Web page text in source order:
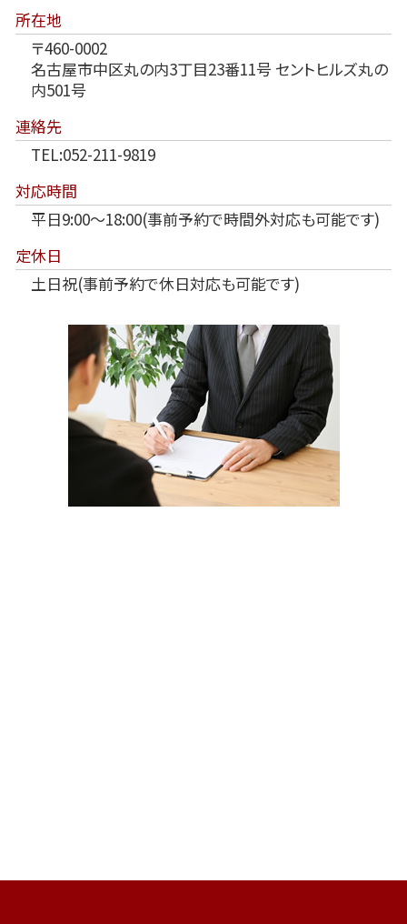
所在地
〒460-0002
名古屋市中区丸の内3丁目23番11号 セントヒルズ丸の
内501号
連絡先
TEL:052-211-9819
対応時間
平日9:00～18:00(事前予約で時間外対応も可能です)
定休日
土日祝(事前予約で休日対応も可能です)